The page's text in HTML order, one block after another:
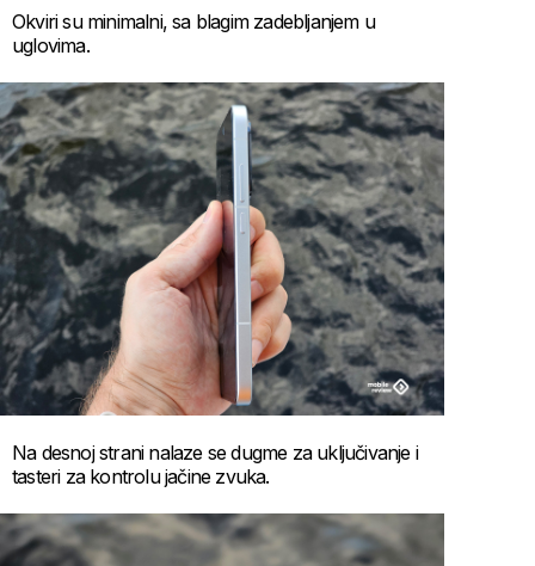
Okviri su minimalni, sa blagim zadebljanjem u
uglovima.
Na desnoj strani nalaze se dugme za uključivanje i
tasteri za kontrolu jačine zvuka.